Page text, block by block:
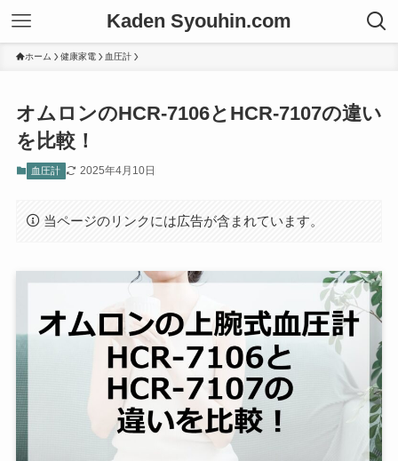
Kaden Syouhin.com
ホーム 健康家電 血圧計
オムロンのHCR-7106とHCR-7107の違い
を比較！
血圧計 2025年4月10日
当ページのリンクには広告が含まれています。